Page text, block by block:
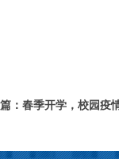
篇：春季开学，校园